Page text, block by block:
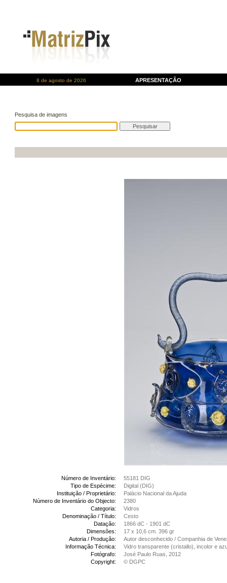
8 de agosto de 2026 APRESENTAÇÃO
Pesquisa de imagens
Número de Inventário:
55181 DIG
Tipo de Espécime:
Digital (DIG)
Instituição / Proprietário:
Palácio Nacional da Ajuda
Número de Inventário do Objecto:
2380
Categoria:
Vidros
Denominação / Título:
Cesto
Datação:
1866 dC - 1901 dC
Dimensões:
17 x 10,6 cm. 396 gr
Autoria / Produção:
Autor desconhecido / Companhia de
Informação Técnica:
Vidro transparente (cristallo), incolor e
Fotógrafo:
José Paulo Ruas, 2012
Copyright:
© DGPC